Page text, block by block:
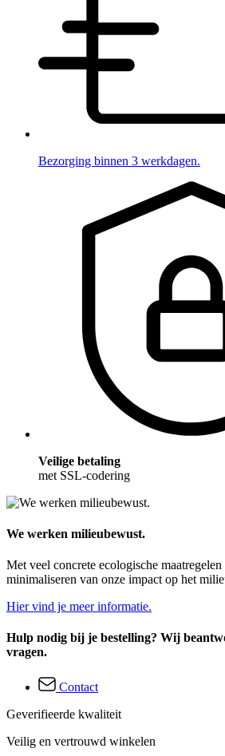
Bezorging binnen 3 werkdagen.
Veilige betaling
met SSL-codering
We werken milieubewust.
Met veel concrete ecologische
minimaliseren van onze impact op het
Hier vind je meer informatie.
Hulp nodig bij je bestelling? Wij
vragen.
Contact
Geverifieerde kwaliteit
Veilig en vertrouwd winkelen